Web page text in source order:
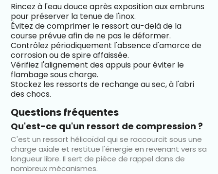
Rincez à l'eau douce après exposition aux embruns
pour préserver la tenue de l'inox.
Évitez de comprimer le ressort au-delà de la
course prévue afin de ne pas le déformer.
Contrôlez périodiquement l'absence d'amorce de
corrosion ou de spire affaissée.
Vérifiez l'alignement des appuis pour éviter le
flambage sous charge.
Stockez les ressorts de rechange au sec, à l'abri
des chocs.
Questions fréquentes
Qu'est-ce qu'un ressort de compression ?
C'est un ressort hélicoïdal qui se raccourcit sous une
charge axiale et restitue l'énergie en revenant vers sa
longueur libre. Il sert de pièce de rappel dans de
nombreux mécanismes.